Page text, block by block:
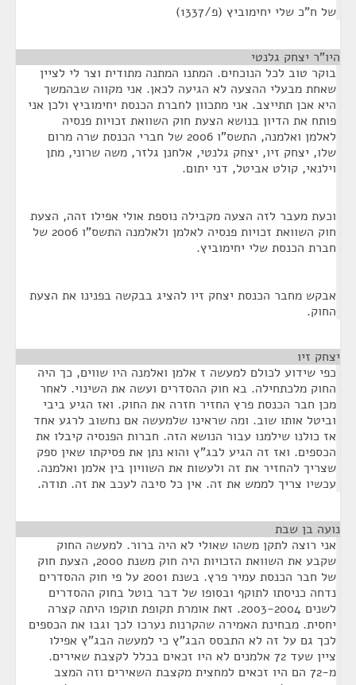
של ח"כ שלי יחימוביץ (פ/1337)
היו"ר יצחק גלנטי
בוקר טוב לכל הנוכחים. המתנו המתנה מתודית וצר לי לציין
שאחת מבעלי ההצעה לא הגיעה לכאן. אני מקווה שבהמשך
היא אכן תתייצב. אני מתכוון לחברת הכנסת יחימוביץ ולכן אני
פותח את הדיון בנושא הצעת חוק השוואת זכויות פנסיה
לאלמן ואלמנה, התשס"ו 2006 של חברי הכנסת שרה מרום
שלו, יצחק זיו, יצחק גלנטי, אלחנן גלזר, משה שרוני, מתן
וילנאי, קולט אביטל, דני יתום.
וכעת מעבר לזה הצעה מקבילה נוספת אולי אפילו זהה, הצעת
חוק השוואת זכויות פנסיה לאלמן ולאלמנה התשס"ו 2006 של
חברת הכנסת שלי יחימוביץ.
אבקש מחבר הכנסת יצחק זיו להציג בבקשה בפנינו את הצעת
החוק.
יצחק זיו
כפי שידוע לכולם למעשה ז אלמן ואלמנה היו שווים, כך היה
החוק מלכתחילה. בא חוק ההסדרים ועשה את השינוי. לאחר
מכן חבר הכנסת פרץ החזיר חזרה את החוק. ואז הגיע ביבי
וביטל אותו שוב. ומה שראינו שלמעשה אם נחשוב לרגע אחד
אז כולנו שילמנו עבור הנושא הזה. חברות הפנסיה קיבלו את
הכספים. ואז זה הגיע לבג"ץ והוא נתן את פסיקתו שאין ספק
שצריך להחזיר את זה ולעשות את השוויון בין אלמן ואלמנה.
עכשיו צריך לממש את זה. אין כל סיבה לעכב את זה. תודה.
נועה בן שבת
אני רוצה לתקן משהו שאולי לא היה ברור. למעשה החוק
שקבע את השוואת הזכויות היה חוק משנת 2000, הצעת חוק
של חבר הכנסת עמיר פרץ. בשנת 2001 על פי חוק ההסדרים
נדחה כניסתו לתוקף ובסופו של דבר בוטל בחוק ההסדרים
לשנים 2003-2004. זאת אומרת תקופת תוקפו היתה קצרה
יחסית. מבחינת האמירה שהקרנות נערכו לכך וגבו את הכספים
לכך גם על זה לא התבסס הבג"ץ כי למעשה הבג"ץ אפילו
ציין שעד 72 אלמנים לא היו זכאים בכלל לקצבת שאירים.
מ-72 הם היו זכאים למחצית מקצבת השאירים וזה המצב